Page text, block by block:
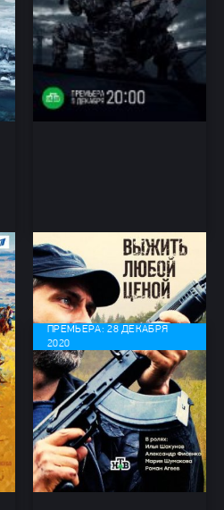
Выжить любой ценой
Боевик, Приключения,
Криминал
ПРЕМЬЕРА: 28 ДЕКАБРЯ
2020